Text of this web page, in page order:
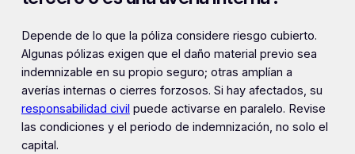
Depende de lo que la póliza considere riesgo cubierto.
Algunas pólizas exigen que el daño material previo sea
indemnizable en su propio seguro; otras amplían a
averías internas o cierres forzosos. Si hay afectados, su
responsabilidad civil puede activarse en paralelo. Revise
las condiciones y el periodo de indemnización, no solo el
capital.